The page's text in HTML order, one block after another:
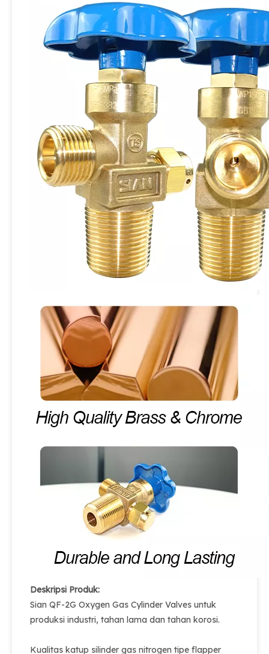
Deskripsi Produk:
Sian QF-2G Oxygen Gas Cylinder Valves untuk
produksi industri, tahan lama dan tahan korosi.
Kualitas katup silinder gas nitrogen tipe flapper